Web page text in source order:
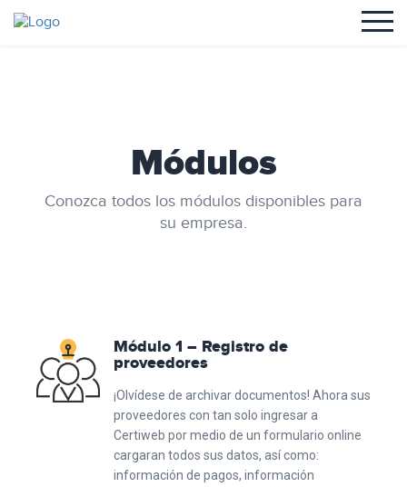
Módulos
Conozca todos los módulos disponibles para
su empresa.
Módulo 1 – Registro de
proveedores
¡Olvídese de archivar documentos! Ahora sus
proveedores con tan solo ingresar a
Certiweb por medio de un formulario online
cargaran todos sus datos, así como:
información de pagos, información